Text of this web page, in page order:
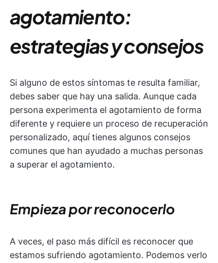
agotamiento:
estrategias y consejos
Si alguno de estos síntomas te resulta familiar,
debes saber que hay una salida. Aunque cada
persona experimenta el agotamiento de forma
diferente y requiere un proceso de recuperación
personalizado, aquí tienes algunos consejos
comunes que han ayudado a muchas personas
a superar el agotamiento.
Empieza por reconocerlo
A veces, el paso más difícil es reconocer que
estamos sufriendo agotamiento. Podemos verlo